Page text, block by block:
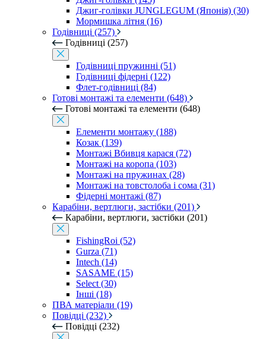
Джиг-голівки JUNGLEGUM (Японія) (30)
Мормишка літня (16)
Годівниці (257)
Годівниці (257)
Годівниці пружинні (51)
Годівниці фідерні (122)
Флет-годівниці (84)
Готові монтажі та елементи (648)
Готові монтажі та елементи (648)
Елементи монтажу (188)
Козак (139)
Монтажі Вбивця карася (72)
Монтажі на коропа (103)
Монтажі на пружинах (28)
Монтажі на товстолоба і сома (31)
Фідерні монтажі (87)
Карабіни, вертлюги, застібки (201)
Карабіни, вертлюги, застібки (201)
FishingRoi (52)
Gurza (71)
Intech (14)
SASAME (15)
Select (30)
Інші (18)
ПВА матеріали (19)
Повідці (232)
Повідці (232)